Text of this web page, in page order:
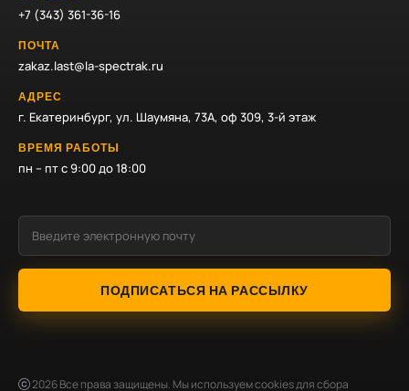
+7 (343) 361-36-16
ПОЧТА
zakaz.last@la-spectrak.ru
АДРЕС
г. Екатеринбург, ул. Шаумяна, 73А, оф 309, 3-й этаж
ВРЕМЯ РАБОТЫ
пн – пт с 9:00 до 18:00
ПОДПИСАТЬСЯ НА РАССЫЛКУ
2026Все права защищены. Мы используем cookies для сбора